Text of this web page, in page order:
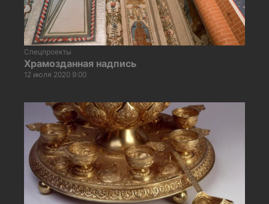
Спецпроекты
Храмозданная надпись
12 июля 2020 9:00